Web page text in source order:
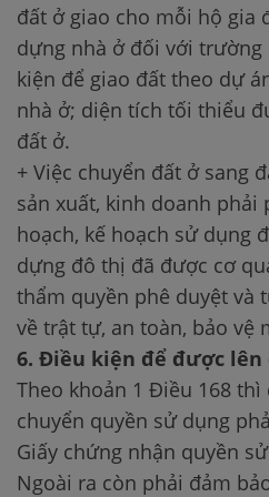
đất ở giao cho mỗi hộ gia
dựng nhà ở đối với
kiện để giao đất theo dự
nhà ở; diện tích tối thiểu
đất ở.
+ Việc chuyển đất ở sang
sản xuất, kinh doanh phải
hoạch, kế hoạch sử dụng
dựng đô thị đã được cơ
thẩm quyền phê duyệt và
về trật tự, an toàn, bảo vệ
6. Điều kiện để được
Theo khoản 1 Điều 168
chuyển quyền sử dụng
Giấy chứng nhận quyền
Ngoài ra còn phải đảm